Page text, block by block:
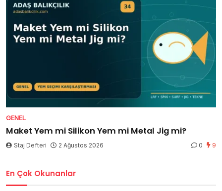
GENEL
Maket Yem mi Silikon Yem mi Metal Jig mi?
Staj Defteri 2 Ağustos 2026 0 9
En Çok Okunanlar